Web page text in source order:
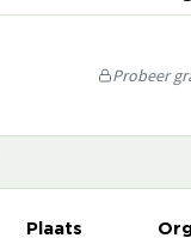
Probeer
Plaats